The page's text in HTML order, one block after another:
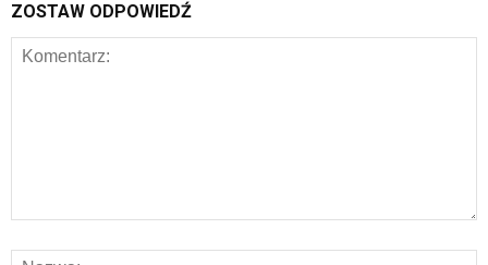
ZOSTAW ODPOWIEDŹ